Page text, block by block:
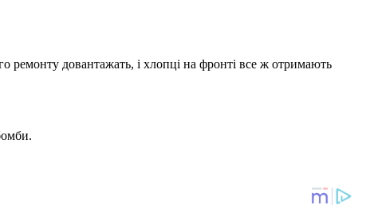
ремонту довантажать, і хлопці на фронті все ж отримають